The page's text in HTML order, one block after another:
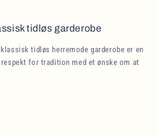
tidløs garderobe
tidløs herremode garderobe er en
for tradition med et ønske om at